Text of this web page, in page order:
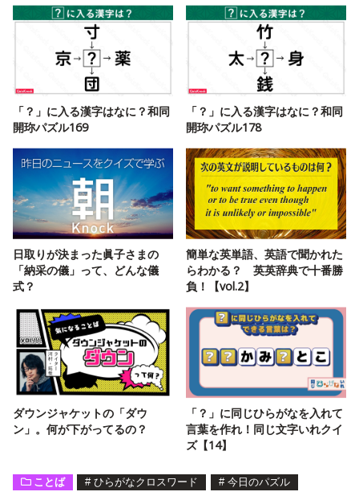
「？」に入る漢字はなに？和同
開珎パズル169
「？」に入る漢字はなに？和同
開珎パズル178
日取りが決まった眞子さまの
「納采の儀」って、どんな儀
式？
簡単な英単語、英語で聞かれた
らわかる？ 英英辞典で十番勝
負！【vol.2】
ダウンジャケットの「ダウ
ン」。何が下がってるの？
「？」に同じひらがなを入れて
言葉を作れ！同じ文字いれクイ
ズ【14】
ことば # ひらがなクロスワード # 今日のパズル